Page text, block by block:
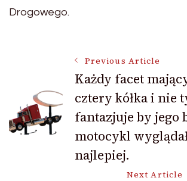
Drogowego.
Navigation
Previous Article
Każdy facet
cztery kółka i nie
fantazjuje by jego
motocykl
najlepiej.
Next Article